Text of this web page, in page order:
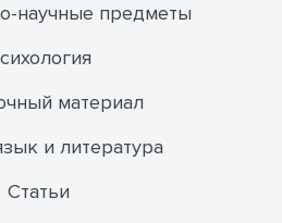
научные предметы
материал
и литература
Статьи